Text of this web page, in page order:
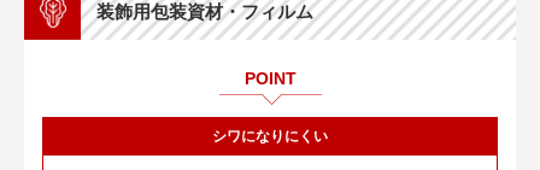
装飾用包装資材・フィルム
POINT
シワになりにくい